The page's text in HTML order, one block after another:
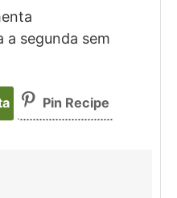
a segunda sem
Pin Recipe